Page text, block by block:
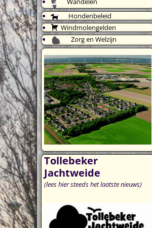
Hondenbeleid
Windmolengelden
Zorg en Welzijn
Tollebeker
Jachtweide
(lees hier steeds het laatste nieuws)